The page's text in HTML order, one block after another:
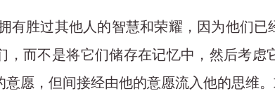
有胜过其他人的智慧和荣耀，因为他们
，而不是将它们储存在记忆中，然后考
意愿，但间接经由他的意愿流入他的思维